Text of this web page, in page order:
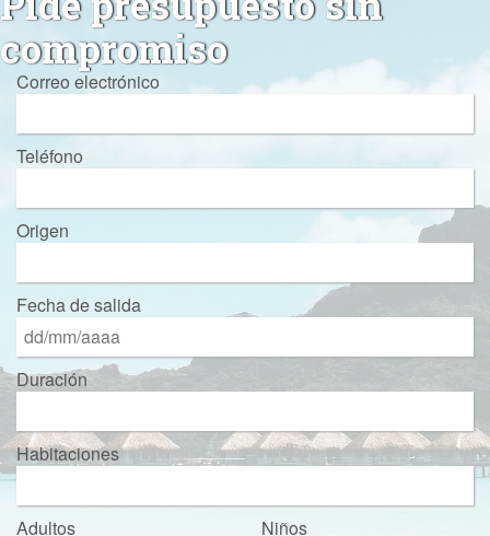
compromiso
Correo electrónico
Teléfono
Origen
Fecha de salida
Duración
Habitaciones
Adultos Niños